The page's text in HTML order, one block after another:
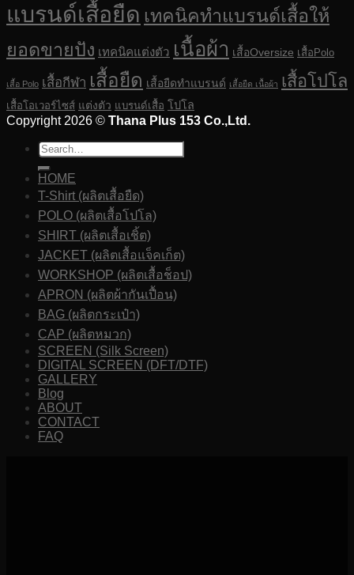
แบรนด์เสื้อยืด เทคนิคทำแบรนด์เสื้อให้
ยอดขายปัง เทคนิคแต่งตัว เนื้อผ้า เสื้อOversize เสื้อPolo
เสื้อ Polo เสื้อกีฬา เสื้อยืด เสื้อยืดทำแบรนด์ เสื้อยืด เนื้อผ้า เสื้อโปโล
เสื้อโอเวอร์ไซส์ แต่งตัว แบรนด์เสื้อ โปโล
Copyright 2026 © Thana Plus 153 Co.,Ltd.
HOME
T-Shirt (ผลิตเสื้อยืด)
POLO (ผลิตเสื้อโปโล)
SHIRT (ผลิตเสื้อเชิ้ต)
JACKET (ผลิตเสื้อแจ็คเก็ต)
WORKSHOP (ผลิตเสื้อช็อป)
APRON (ผลิตผ้ากันเปื้อน)
BAG (ผลิตกระเป๋า)
CAP (ผลิตหมวก)
SCREEN (Silk Screen)
DIGITAL SCREEN (DFT/DTF)
GALLERY
Blog
ABOUT
CONTACT
FAQ